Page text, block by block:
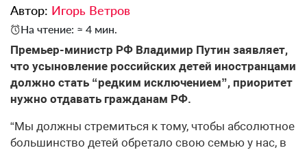
Автор: Игорь Ветров
На чтение: ≈ 4 мин.
​Премьер-министр РФ Владимир Путин заявляет,
что усыновление российских детей иностранцами
должно стать “редким исключением”, приоритет
нужно отдавать гражданам РФ.
“Мы должны стремиться к тому, чтобы абсолютное
большинство детей обретало свою семью у нас, в